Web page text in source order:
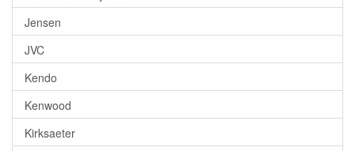
Jensen
JVC
Kendo
Kenwood
Kirksaeter